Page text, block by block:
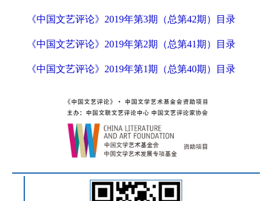
《中国文艺评论》2019年第3期（总第42期）目录
《中国文艺评论》2019年第2期（总第41期）目录
《中国文艺评论》2019年第1期（总第40期）目录